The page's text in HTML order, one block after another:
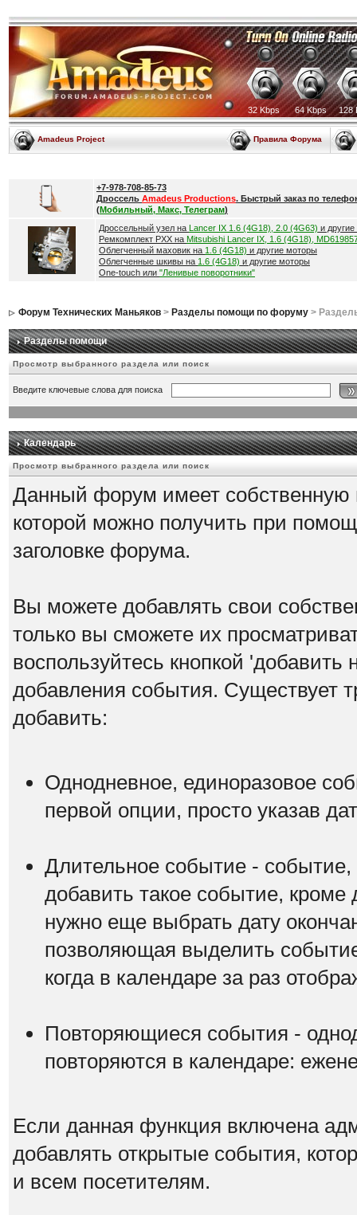
32 Kbps 64 Kbps 128
Amadeus Project Правила Форума
+7-978-708-85-73
Дроссель Amadeus Productions. Быстрый заказ по
(Мобильный, Макс, Телеграм)
Дроссельный узел на Lancer IX 1.6 (4G18), 2.0 (4G63) и
Ремкомплект РХХ на Mitsubishi Lancer IX, 1.6 (4G18),
Облегченный маховик на 1.6 (4G18) и другие моторы
Облегченные шкивы на 1.6 (4G18) и другие моторы
One-touch или "Ленивые поворотники"
Форум Технических Маньяков> Разделы помощи по форуму>
Разделы помощи
Просмотр выбранного раздела или поиск
Введите ключевые слова для поиска
Календарь
Просмотр выбранного раздела или поиск
Данный форум имеет собственную
которой можно получить при
заголовке форума.
Вы можете добавлять свои
только вы сможете их
воспользуйтесь кнопкой
добавления события. Существует
добавить:
Однодневное, единоразовое
первой опции, просто указав
Длительное событие -
добавить такое событие,
нужно еще выбрать дату
позволяющая выделить
когда в календаре за раз
Повторяющиеся события -
повторяются в календаре:
Если данная функция включена
добавлять открытые события,
и всем посетителям.